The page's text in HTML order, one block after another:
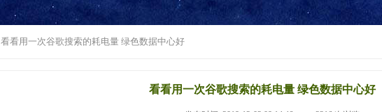
看看用一次谷歌搜索的耗电量 绿色数据中心好
看看用一次谷歌搜索的耗电量 绿色数据中心好